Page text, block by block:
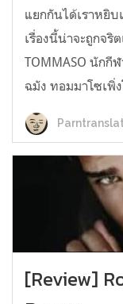
แยกกันได้เราหยิบ
เรื่องนี้น่าจะถูกจริ
TOMMASO นักกี
ฉมัง ทอมมาโซเพิ่
[Review]